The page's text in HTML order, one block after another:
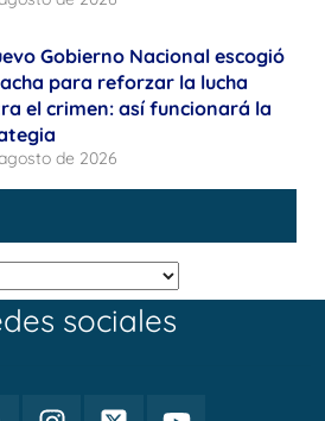
Gobierno Nacional escogió
para reforzar la lucha
el crimen: así funcionará la
de 2026
sociales